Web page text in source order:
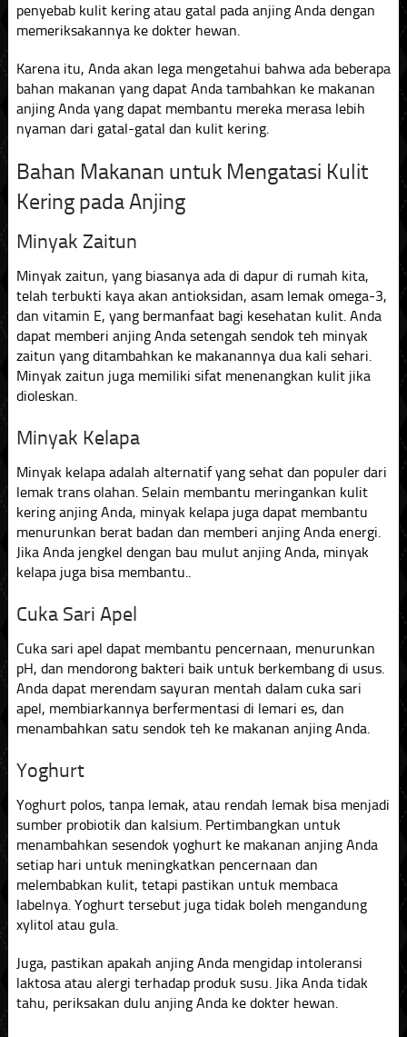
penyebab kulit kering atau gatal pada anjing Anda dengan
memeriksakannya ke dokter hewan.
Karena itu, Anda akan lega mengetahui bahwa ada beberapa
bahan makanan yang dapat Anda tambahkan ke makanan
anjing Anda yang dapat membantu mereka merasa lebih
nyaman dari gatal-gatal dan kulit kering.
Bahan Makanan untuk Mengatasi Kulit
Kering pada Anjing
Minyak Zaitun
Minyak zaitun, yang biasanya ada di dapur di rumah kita,
telah terbukti kaya akan antioksidan, asam lemak omega-3,
dan vitamin E, yang bermanfaat bagi kesehatan kulit. Anda
dapat memberi anjing Anda setengah sendok teh minyak
zaitun yang ditambahkan ke makanannya dua kali sehari.
Minyak zaitun juga memiliki sifat menenangkan kulit jika
dioleskan.
Minyak Kelapa
Minyak kelapa adalah alternatif yang sehat dan populer dari
lemak trans olahan. Selain membantu meringankan kulit
kering anjing Anda, minyak kelapa juga dapat membantu
menurunkan berat badan dan memberi anjing Anda energi.
Jika Anda jengkel dengan bau mulut anjing Anda, minyak
kelapa juga bisa membantu..
Cuka Sari Apel
Cuka sari apel dapat membantu pencernaan, menurunkan
pH, dan mendorong bakteri baik untuk berkembang di usus.
Anda dapat merendam sayuran mentah dalam cuka sari
apel, membiarkannya berfermentasi di lemari es, dan
menambahkan satu sendok teh ke makanan anjing Anda.
Yoghurt
Yoghurt polos, tanpa lemak, atau rendah lemak bisa menjadi
sumber probiotik dan kalsium. Pertimbangkan untuk
menambahkan sesendok yoghurt ke makanan anjing Anda
setiap hari untuk meningkatkan pencernaan dan
melembabkan kulit, tetapi pastikan untuk membaca
labelnya. Yoghurt tersebut juga tidak boleh mengandung
xylitol atau gula.
Juga, pastikan apakah anjing Anda mengidap intoleransi
laktosa atau alergi terhadap produk susu. Jika Anda tidak
tahu, periksakan dulu anjing Anda ke dokter hewan.